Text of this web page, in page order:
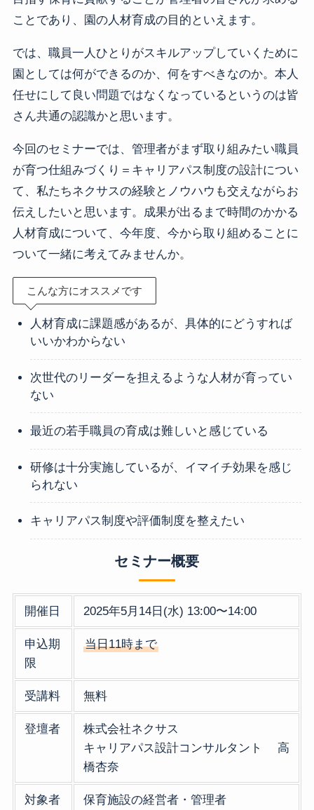
ことであり、園の人材育成の目的といえます。
では、職員一人ひとりがスキルアップしていくために
園としては何ができるのか、何をすべきなのか。本人
任せにして良い問題ではなくなっているというのは皆
さん共通の認識かと思います。
今回のセミナーでは、管理者がまず取り組みたい職員
が育つ仕組みづくり＝キャリアパス制度の設計につい
て、私たちネクサスの経験とノウハウも交えながらお
伝えしたいと思います。成果が出るまで時間のかかる
人材育成について、今年度、今から取り組めることに
ついて一緒に考えてみませんか。
こんな方にオススメです
人材育成に課題感があるが、具体的にどうすれば
いいかわからない
次世代のリーダーを担えるような人材が育ってい
ない
最近の若手職員の育成は難しいと感じている
研修は十分実施しているが、イマイチ効果を感じ
られない
キャリアパス制度や評価制度を整えたい
セミナー概要
開催日 2025年5月14日(水) 13:00〜14:00
申込期
限
当日11時まで
受講料 無料
登壇者
株式会社ネクサス
キャリアパス設計コンサルタント 高
橋杏奈
対象者 保育施設の経営者・管理者